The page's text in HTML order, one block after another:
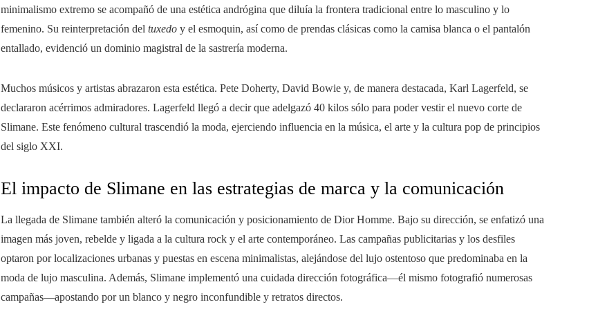
minimalismo extremo se acompañó de una estética andrógina que diluía la frontera tradicional entre lo masculino y lo
femenino. Su reinterpretación del tuxedo y el esmoquin, así como de prendas clásicas como la camisa blanca o el pantalón
entallado, evidenció un dominio magistral de la sastrería moderna.
Muchos músicos y artistas abrazaron esta estética. Pete Doherty, David Bowie y, de manera destacada, Karl Lagerfeld, se
declararon acérrimos admiradores. Lagerfeld llegó a decir que adelgazó 40 kilos sólo para poder vestir el nuevo corte de
Slimane. Este fenómeno cultural trascendió la moda, ejerciendo influencia en la música, el arte y la cultura pop de principios
del siglo XXI.
El impacto de Slimane en las estrategias de marca y la comunicación
La llegada de Slimane también alteró la comunicación y posicionamiento de Dior Homme. Bajo su dirección, se enfatizó una
imagen más joven, rebelde y ligada a la cultura rock y el arte contemporáneo. Las campañas publicitarias y los desfiles
optaron por localizaciones urbanas y puestas en escena minimalistas, alejándose del lujo ostentoso que predominaba en la
moda de lujo masculina. Además, Slimane implementó una cuidada dirección fotográfica—él mismo fotografió numerosas
campañas—apostando por un blanco y negro inconfundible y retratos directos.